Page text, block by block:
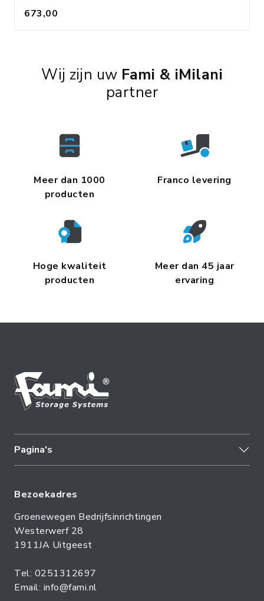
673,00
Wij zijn uw Fami & iMilani
partner
Meer dan 1000
producten
Franco levering
Hoge kwaliteit
producten
Meer dan 45 jaar
ervaring
Pagina's
Bezoekadres
Groenewegen Bedrijfsinrichtingen
Westerwerf 28
1911JA Uitgeest
Tel: 0251312697
Email: info@fami.nl